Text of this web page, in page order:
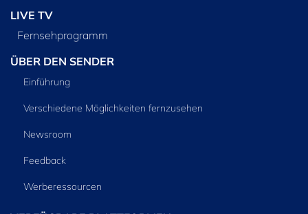
LIVE TV
Fernsehprogramm
ÜBER DEN SENDER
Einführung
Verschiedene Möglichkeiten fernzusehen
Newsroom
Feedback
Werberessourcen